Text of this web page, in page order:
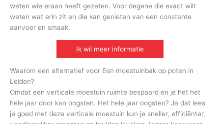
weten wie eraan heeft gezeten. Voor degene die exact wilt
weten wat erin zit en die kan genieten van een constante
aanvoer en smaak.
Ik wil meer informatie
Waarom een alternatief voor Een moestuinbak op poten in
Leiden?
Omdat een verticale moestuin ruimte bespaard en je het het
hele jaar door kan oogsten. Het hele jaar oogsten? Ja dat lees
je goed met deze verticale moestuin kun je sneller, efficiënter,